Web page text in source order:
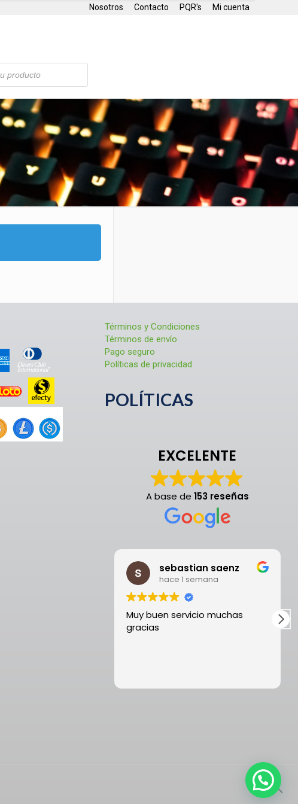
Nosotros Contacto PQR's Mi cuenta
Términos y Condiciones
Términos de envío
Pago seguro
Políticas de privacidad
POLÍTICAS
EXCELENTE
A base de 153 reseñas
sebastian saenz
hace 1 semana
Muy buen servicio muchas
gracias